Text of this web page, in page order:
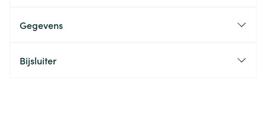
Gegevens
Bijsluiter